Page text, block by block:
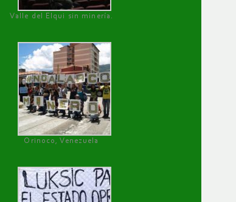
Valle del Elqui sin minería.
Orinoco, Venezuela